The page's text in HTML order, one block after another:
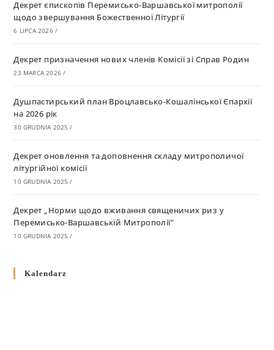
Декрет єпископів Перемисько-Варшавської митрополії
щодо звершування Божественної Літургії
6 LIPCA 2026 /
Декрет призначення нових членів Комісії зі Справ Родин
23 MARCA 2026 /
Душпастирський план Вроцлавсько-Кошалінської Єпархії
на 2026 рік
30 GRUDNIA 2025 /
Декрет оновлення та доповнення складу митрополичої
літургійної комісії
10 GRUDNIA 2025 /
Декрет „Норми щодо вживання священичих риз у
Перемисько-Варшавській Митрополії”
10 GRUDNIA 2025 /
григоріанським календарем
Kalendarz